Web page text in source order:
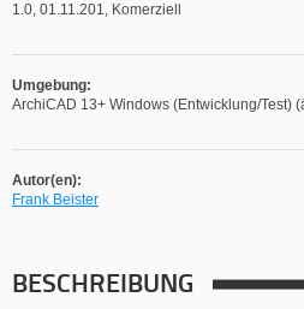
1.0, 01.11.201, Komerziell
Umgebung:
ArchiCAD 13+ Windows (Entwicklung/Test)
Autor(en):
Frank Beister
BESCHREIBUNG